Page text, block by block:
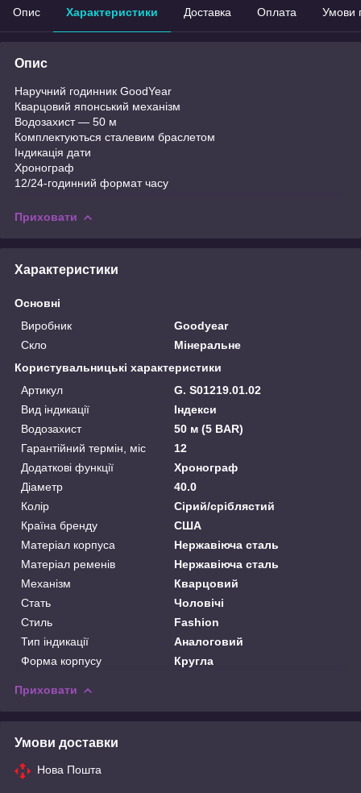
Опис Характеристики Доставка Оплата Умови
Опис
Наручний годинник GoodYear
Кварцовий японський механізм
Водозахист — 50 м
Комплектуються сталевим браслетом
Індикація дати
Хронограф
12/24-годинний формат часу
Приховати
Характеристики
Основні
Виробник
Goodyear
Скло
Мінеральне
Користувальницькі характеристики
Артикул
G. S01219.01.02
Вид індикації
Індекси
Водозахист
50 м (5 BAR)
Гарантійний термін, міс
12
Додаткові функції
Хронограф
Діаметр
40.0
Колір
Сірий/сріблястий
Країна бренду
США
Матеріал корпуса
Нержавіюча сталь
Матеріал ременів
Нержавіюча сталь
Механізм
Кварцовий
Стать
Чоловічі
Стиль
Fashion
Тип індикації
Аналоговий
Форма корпусу
Кругла
Приховати
Умови доставки
Нова Пошта